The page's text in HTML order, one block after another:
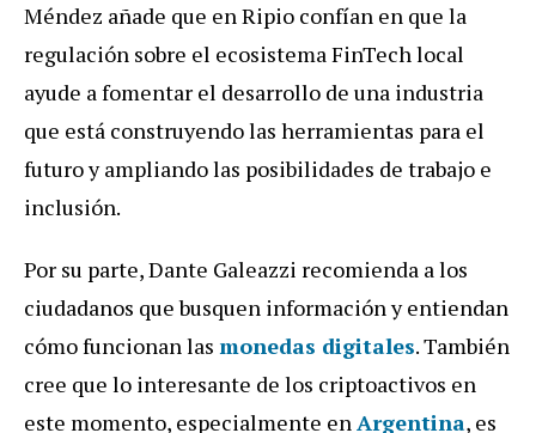
Méndez añade que en Ripio confían en que la
regulación sobre el ecosistema FinTech local
ayude a fomentar el desarrollo de una industria
que está construyendo las herramientas para el
futuro y ampliando las posibilidades de trabajo e
inclusión.
Por su parte, Dante Galeazzi recomienda a los
ciudadanos que busquen información y entiendan
cómo funcionan las monedas digitales. También
cree que lo interesante de los criptoactivos en
este momento, especialmente enArgentina, es